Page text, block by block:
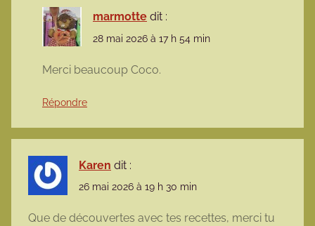
marmotte dit :
28 mai 2026 à 17 h 54 min
Merci beaucoup Coco.
Répondre
Karen dit :
26 mai 2026 à 19 h 30 min
Que de découvertes avec tes recettes, merci tu